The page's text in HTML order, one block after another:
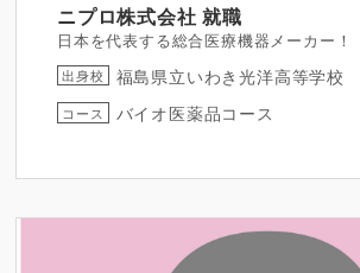
ニプロ株式会社 就職
日本を代表する総合医療機器メーカー！
出身校 福島県立いわき光洋高等学校
コース バイオ医薬品コース